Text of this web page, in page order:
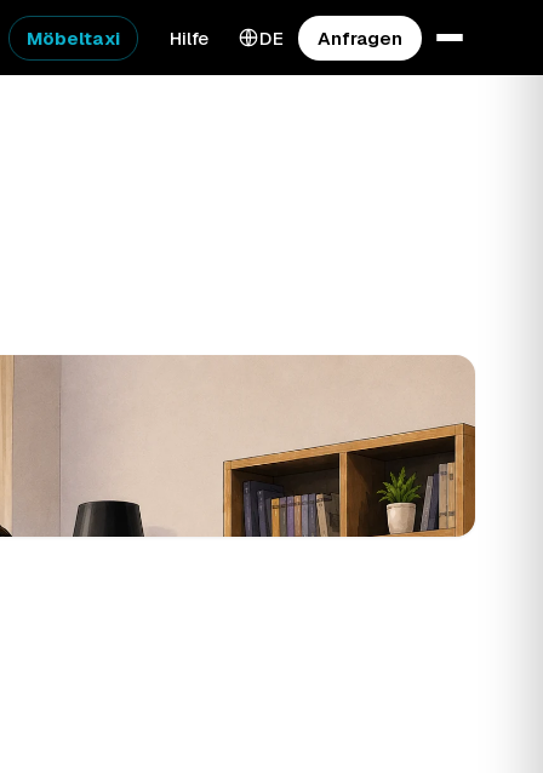
Möbeltaxi Hilfe DE Anfragen